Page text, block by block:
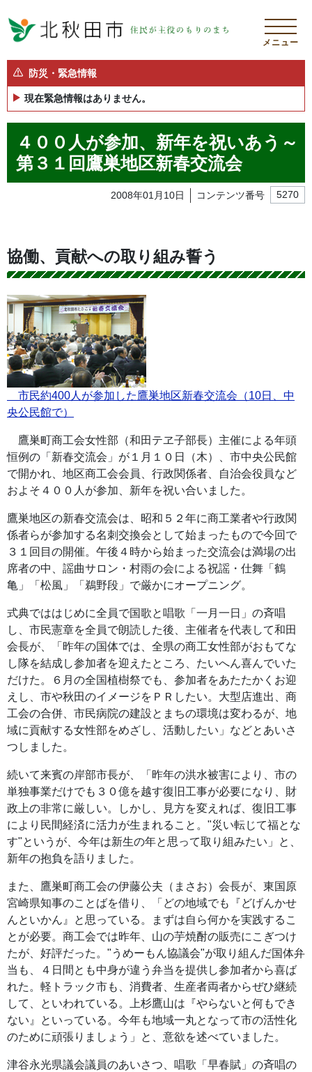
メニュー
防災・緊急情報
現在緊急情報はありません。
４００人が参加、新年を祝いあう～
第３１回鷹巣地区新春交流会
2008年01月10日 コンテンツ番号 5270
協働、貢献への取り組み誓う
市民約400人が参加した鷹巣地区新春交流会（10日、中
央公民館で）
鷹巣町商工会女性部（和田テヱ子部長）主催による年頭
恒例の「新春交流会」が１月１０日（木）、市中央公民館
で開かれ、地区商工会会員、行政関係者、自治会役員など
およそ４００人が参加、新年を祝い合いました。
鷹巣地区の新春交流会は、昭和５２年に商工業者や行政関
係者らが参加する名刺交換会として始まったもので今回で
３１回目の開催。午後４時から始まった交流会は満場の出
席者の中、謡曲サロン・村雨の会による祝謡・仕舞「鶴
亀」「松風」「鵜野段」で厳かにオープニング。
式典でははじめに全員で国歌と唱歌「一月一日」の斉唱
し、市民憲章を全員で朗読した後、主催者を代表して和田
会長が、「昨年の国体では、全県の商工女性部がおもてな
し隊を結成し参加者を迎えたところ、たいへん喜んでいた
だけた。６月の全国植樹祭でも、参加者をあたたかくお迎
えし、市や秋田のイメージをＰＲしたい。大型店進出、商
工会の合併、市民病院の建設とまちの環境は変わるが、地
域に貢献する女性部をめざし、活動したい」などとあいさ
つしました。
続いて来賓の岸部市長が、「昨年の洪水被害により、市の
単独事業だけでも３０億を越す復旧工事が必要になり、財
政上の非常に厳しい。しかし、見方を変えれば、復旧工事
により民間経済に活力が生まれること。"災い転じて福とな
す"というが、今年は新生の年と思って取り組みたい」と、
新年の抱負を語りました。
また、鷹巣町商工会の伊藤公夫（まさお）会長が、東国原
宮崎県知事のことばを借り、「どの地域でも『どげんかせ
んといかん』と思っている。まずは自ら何かを実践するこ
とが必要。商工会では昨年、山の芋焼酎の販売にこぎつけ
たが、好評だった。"うめーもん協議会"が取り組んだ国体弁
当も、４日間とも中身が違う弁当を提供し参加者から喜ば
れた。軽トラック市も、消費者、生産者両者からぜひ継続
して、といわれている。上杉鷹山は『やらないと何もでき
ない』といっている。今年も地域一丸となって市の活性化
のために頑張りましょう」と、意欲を述べていました。
津谷永光県議会議員のあいさつ、唱歌「早春賦」の斉唱の